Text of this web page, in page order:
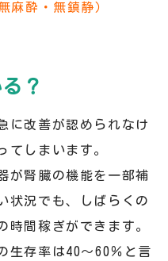
酔・無鎮静）
？
に改善が認められなけ
てしまいます。
が腎臓の機能を一部補
状況でも、しばらくの
時間稼ぎができます。
生存率は40～60％と言